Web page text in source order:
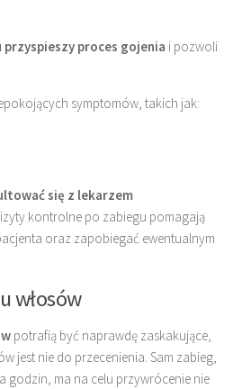
przyspieszy proces gojenia i pozwoli
symptomów, takich jak:
się z lekarzem
kontrolne po zabiegu pomagają
oraz zapobiegać ewentualnym
włosów
potrafią być naprawdę zaskakujące,
jest nie do przecenienia. Sam zabieg,
godzin, ma na celu przywrócenie nie